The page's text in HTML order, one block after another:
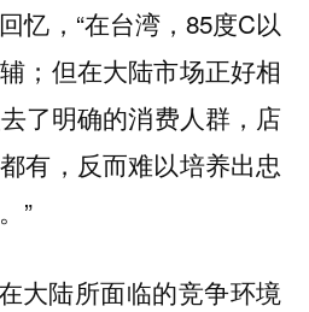
忆，“在台湾，85度C以
；但在大陆市场正好相
了明确的消费人群，店
有，反而难以培养出忠
”
大陆所面临的竞争环境